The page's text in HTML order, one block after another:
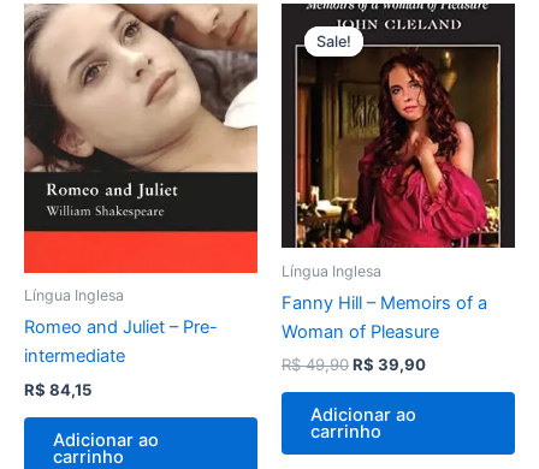
Língua Inglesa
Romeo and Juliet – Pre-
intermediate
R$ 84,15
Adicionar ao
carrinho
Sale!
Sale!
Língua Inglesa
Fanny Hill – Memoirs of a
Woman of Pleasure
R$49,90
O
preço
original
era:
R$ 49,90.
R$ 39,90
O
preço
atual
é:
R$ 39,90.
Adicionar ao
carrinho